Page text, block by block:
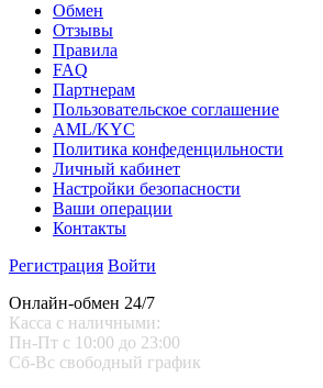
Обмен
Отзывы
Правила
FAQ
Партнерам
Пользовательское соглашение
AML/KYC
Политика конфеденцильности
Личный кабинет
Настройки безопасности
Ваши операции
Контакты
Регистрация Войти
Онлайн-обмен 24/7
Касса с наличными:
Пн-Пт с 10:00 до 23:00
Сб-Вс свободный график